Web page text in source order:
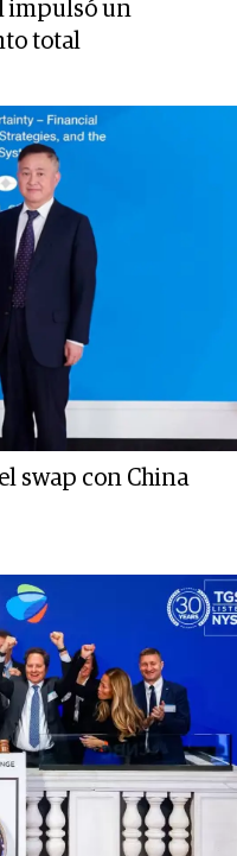
impulsó un
total
swap con China